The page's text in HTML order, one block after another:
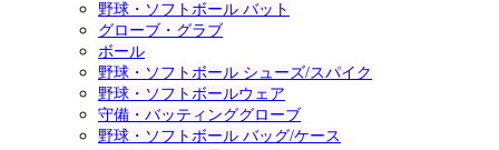
野球・ソフトボール バット
グローブ・グラブ
ボール
野球・ソフトボール シューズ/スパイク
野球・ソフトボールウェア
守備・バッティンググローブ
野球・ソフトボール バッグ/ケース